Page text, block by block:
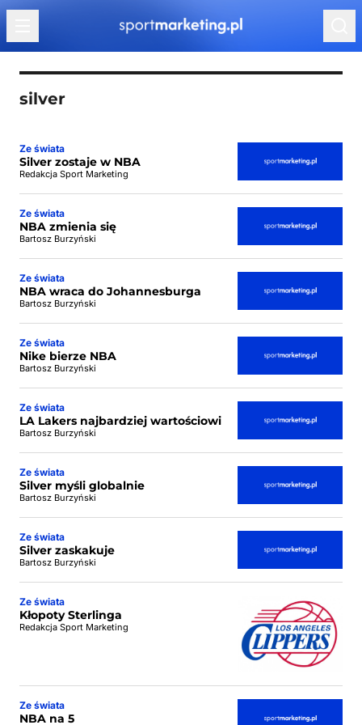
Przejdź do treści
silver
Ze świata
Silver zostaje w NBA
Redakcja Sport Marketing
Ze świata
NBA zmienia się
Bartosz Burzyński
Ze świata
NBA wraca do Johannesburga
Bartosz Burzyński
Ze świata
Nike bierze NBA
Bartosz Burzyński
Ze świata
LA Lakers najbardziej wartościowi
Bartosz Burzyński
Ze świata
Silver myśli globalnie
Bartosz Burzyński
Ze świata
Silver zaskakuje
Bartosz Burzyński
Ze świata
Kłopoty Sterlinga
Redakcja Sport Marketing
Ze świata
NBA na 5